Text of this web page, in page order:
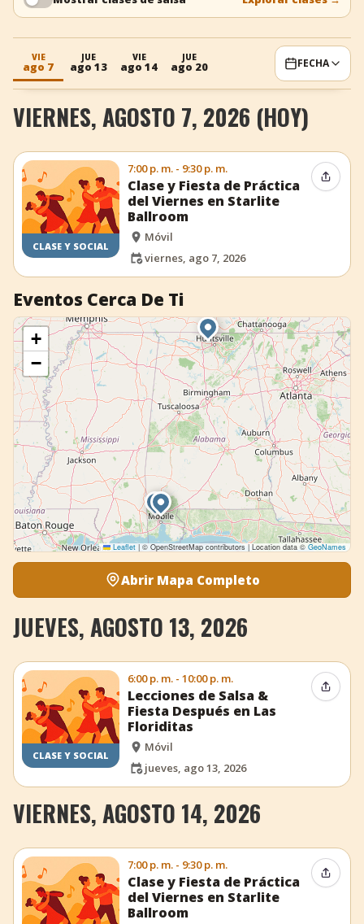
+ Añadir evento
VIE
ago 7
JUE
ago 13
VIE
ago 14
JUE
ago 20 FECHA
VIERNES, AGOSTO 7, 2026 (HOY)
CLASE Y SOCIAL
7:00 p. m. - 9:30 p. m.
Clase y Fiesta de Práctica
del Viernes en Starlite
Ballroom
Móvil
viernes, ago 7, 2026
Eventos Cerca De Ti
+
−
Leaflet | © OpenStreetMap contributors | Location data © GeoNames
Abrir Mapa Completo
JUEVES, AGOSTO 13, 2026
CLASE Y SOCIAL
6:00 p. m. - 10:00 p. m.
Lecciones de Salsa &
Fiesta Después en Las
Floriditas
Móvil
jueves, ago 13, 2026
VIERNES, AGOSTO 14, 2026
7:00 p. m. - 9:30 p. m.
Clase y Fiesta de Práctica
del Viernes en Starlite
Ballroom